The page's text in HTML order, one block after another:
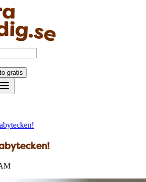
gratis